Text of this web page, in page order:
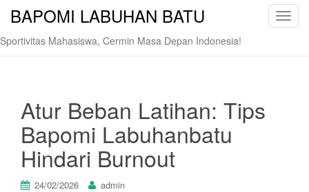
T
BAPOMI LABUHAN BATU
Sportivitas Mahasiswa, Cermin Masa Depan Indonesia!
Atur Beban Latihan: Tips
Bapomi Labuhanbatu
Hindari Burnout
24/02/2026 admin